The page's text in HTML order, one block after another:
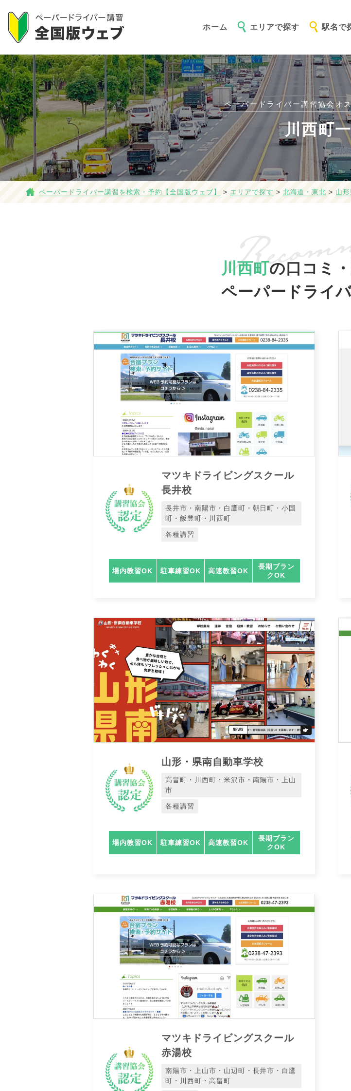
ホーム エリアで探す 駅名で
ペーパードライバー講習協会オ
川西町
ペーパードライバー講習を検索・予約【全国版ウェブ】 > エリアで探す > 北海道・東北 > 山形
川西町の口コミ
ペーパードライ
マツキドライビングスクール
長井校
長井市・南陽市・白鷹町・朝日町・小国
町・飯豊町・川西町
各種講習
場内教習OK 駐車練習OK 高速教習OK
長期ブラン
クOK
山形・県南自動車学校
高畠町・川西町・米沢市・南陽市・上山
市
各種講習
場内教習OK 駐車練習OK 高速教習OK
長期ブラン
クOK
マツキドライビングスクール
赤湯校
南陽市・上山市・山辺町・長井市・白鷹
町・川西町・高畠町